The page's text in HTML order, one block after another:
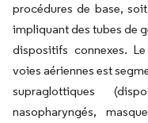
procédures de base,
impliquant des tubes de
dispositifs connexes.
voies aériennes est
supraglottiques
nasopharyngés,